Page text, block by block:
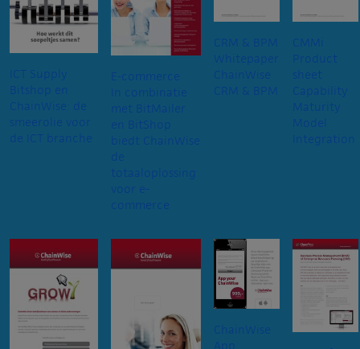
ICT Supply
Bitshop en
ChainWise: de
smeerolie voor
de ICT branche
E-commerce
In combinatie
met BitMailer
en BitShop
biedt ChainWise
de
totaaloplossing
voor e-
commerce
CRM & BPM
Whitepaper
ChainWise
CRM & BPM
CMMi
Product
sheet
Capability
Maturity
Model
Integration
ChainWise
App